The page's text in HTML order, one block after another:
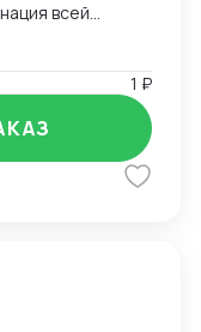
всей
-
-
1 ₽